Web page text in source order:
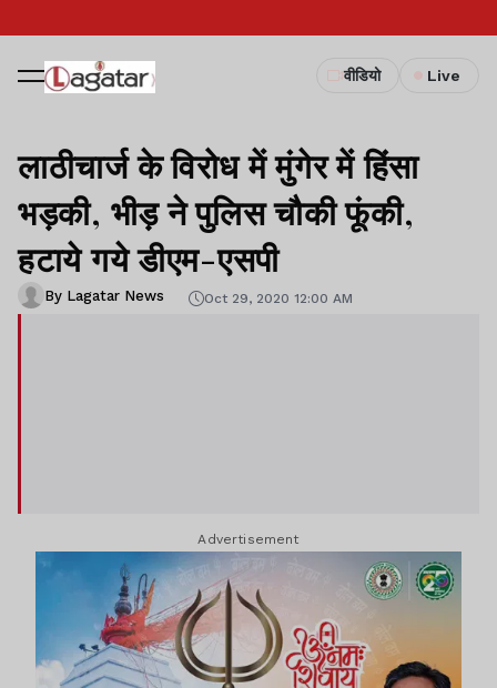
वीडियो Live
लाठीचार्ज के विरोध में मुंगेर में हिंसा
भड़की, भीड़ ने पुलिस चौकी फूंकी,
हटाये गये डीएम-एसपी
By Lagatar News Oct 29, 2020 12:00 AM
Advertisement